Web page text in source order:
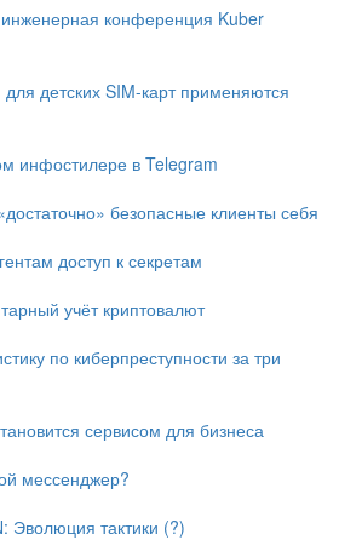
конференция Kuber
детских SIM-карт применяются
инфостилере в Telegram
безопасные клиенты себя
доступ к секретам
учёт криптовалют
по киберпреступности за три
сервисом для бизнеса
мессенджер?
Эволюция тактики (?)